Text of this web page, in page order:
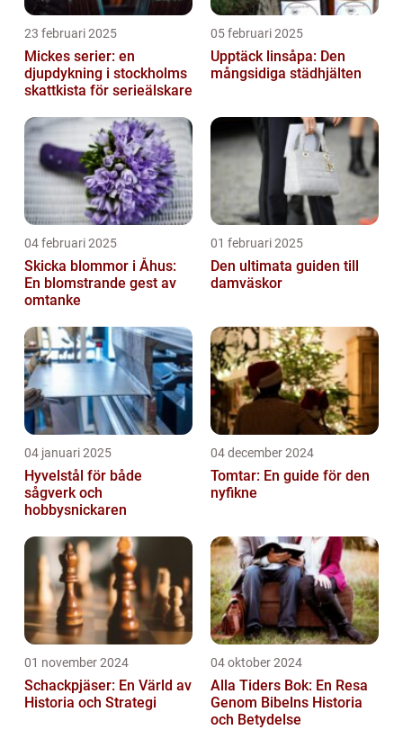
23 februari 2025
Mickes serier: en
djupdykning i stockholms
skattkista för serieälskare
05 februari 2025
Upptäck linsåpa: Den
mångsidiga städhjälten
04 februari 2025
Skicka blommor i Åhus:
En blomstrande gest av
omtanke
01 februari 2025
Den ultimata guiden till
damväskor
04 januari 2025
Hyvelstål för både
sågverk och
hobbysnickaren
04 december 2024
Tomtar: En guide för den
nyfikne
01 november 2024
Schackpjäser: En Värld av
Historia och Strategi
04 oktober 2024
Alla Tiders Bok: En Resa
Genom Bibelns Historia
och Betydelse